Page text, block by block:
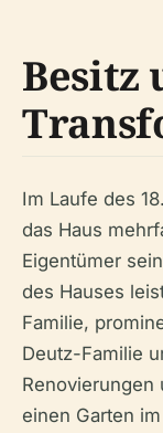
Besitz
Im Laufe des
das Haus
Eigentümer
des Hauses
Familie,
Deutz-Familie
Renovierungen
einen Garten